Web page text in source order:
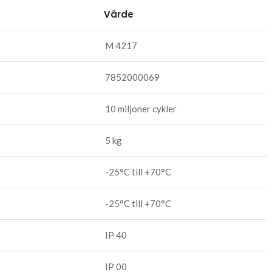
Värde
M 4217
7852000069
10 miljoner cykler
5 kg
-25°C till +70°C
-25°C till +70°C
IP 40
IP 00